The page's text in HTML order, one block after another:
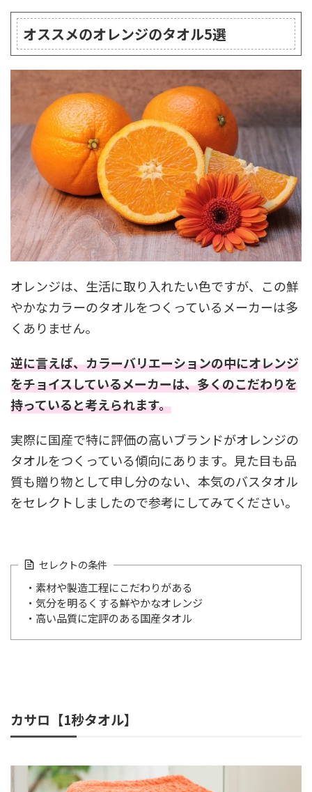
オススメのオレンジのタオル5選
オレンジは、生活に取り入れたい色ですが、この鮮
やかなカラーのタオルをつくっているメーカーは多
くありません。
逆に言えば、カラーバリエーションの中にオレンジ
をチョイスしているメーカーは、多くのこだわりを
持っていると考えられます。
実際に国産で特に評価の高いブランドがオレンジの
タオルをつくっている傾向にあります。見た目も品
質も贈り物として申し分のない、本気のバスタオル
をセレクトしましたので参考にしてみてください。
セレクトの条件
・素材や製造工程にこだわりがある
・気分を明るくする鮮やかなオレンジ
・高い品質に定評のある国産タオル
カサロ【1秒タオル】